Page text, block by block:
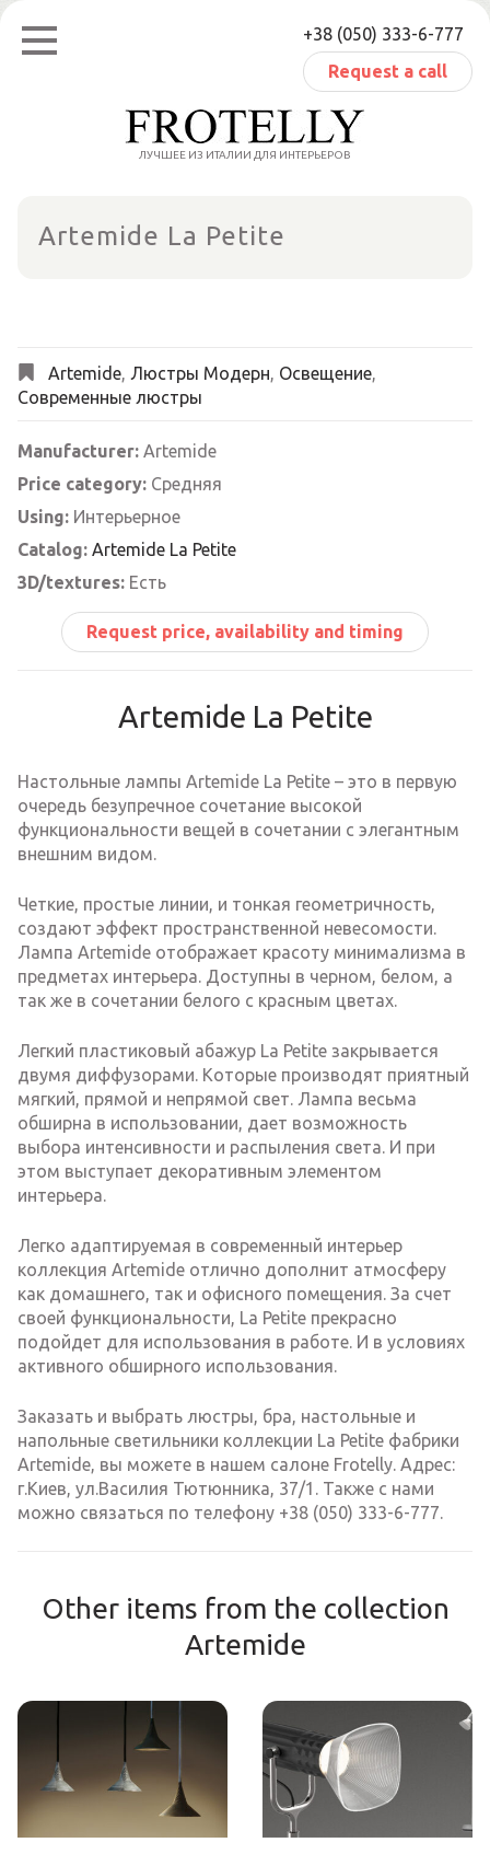
Skip
content
+38 (050) 333-6-777
Request a call
ЛУЧШЕЕ ИЗ ИТАЛИИ ДЛЯ ИНТЕРЬЕРОВ
Artemide La Petite
Artemide, Люстры Модерн, Освещение,
Современные люстры
Manufacturer: Artemide
Price category: Средняя
Using: Интерьерное
Catalog: Artemide La Petite
3D/textures: Есть
Request price, availability and timing
Artemide La Petite
Настольные лампы Artemide La Petite – это в первую
очередь безупречное сочетание высокой
функциональности вещей в сочетании с элегантным
внешним видом.
Четкие, простые линии, и тонкая геометричность,
создают эффект пространственной невесомости.
Лампа Artemide отображает красоту минимализма в
предметах интерьера. Доступны в черном, белом, а
так же в сочетании белого с красным цветах.
Легкий пластиковый абажур La Petite закрывается
двумя диффузорами. Которые производят приятный
мягкий, прямой и непрямой свет. Лампа весьма
обширна в использовании, дает возможность
выбора интенсивности и распыления света. И при
этом выступает декоративным элементом
интерьера.
Легко адаптируемая в современный интерьер
коллекция Artemide отлично дополнит атмосферу
как домашнего, так и офисного помещения. За счет
своей функциональности, La Petite прекрасно
подойдет для использования в работе. И в условиях
активного обширного использования.
Заказать и выбрать люстры, бра, настольные и
напольные светильники коллекции La Petite фабрики
Artemide, вы можете в нашем салоне Frotelly. Адрес:
г.Киев, ул.Василия Тютюнника, 37/1. Также с нами
можно связаться по телефону +38 (050) 333-6-777.
Other items from the collection
Artemide